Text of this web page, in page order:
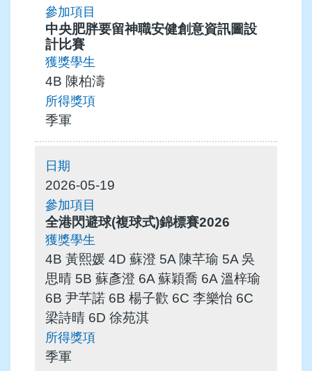
中央肥胖要留神職安健創意資訊圖設
計比賽
4B 陳柏濤
季軍
2026-05-19
全港閃避球(複球式)錦標賽2026
4B 黃熙媛 4D 蘇澄 5A 陳芊瑜 5A 吳
思晴 5B 蘇彥澄 6A 蘇穎喬 6A 溫梓瑜
6B 尹芊諾 6B 楊子歡 6C 李樂怡 6C
梁詩晴 6D 徐苑淇
季軍